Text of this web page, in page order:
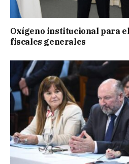
Oxígeno institucional para
fiscales generales